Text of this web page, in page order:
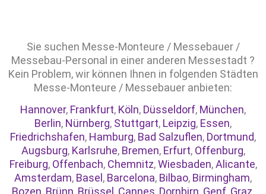
Sie suchen Messe-Monteure / Messebauer /
Messebau-Personal in einer anderen Messestadt ?
Kein Problem, wir können Ihnen in folgenden Städten
Messe-Monteure / Messebauer anbieten:
Hannover, Frankfurt, Köln, Düsseldorf, München,
Berlin, Nürnberg, Stuttgart, Leipzig, Essen,
Friedrichshafen, Hamburg, Bad Salzuflen, Dortmund,
Augsburg, Karlsruhe, Bremen, Erfurt, Offenburg,
Freiburg, Offenbach, Chemnitz,Wiesbaden,Alicante,
Amsterdam, Basel, Barcelona, Bilbao, Birmingham,
Bozen Brünn Brüssel Cannes Dornbirn Genf Graz